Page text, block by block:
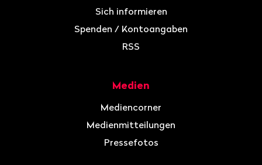
Sich informieren
Spenden / Kontoangaben
RSS
Medien
Mediencorner
Medienmitteilungen
Pressefotos